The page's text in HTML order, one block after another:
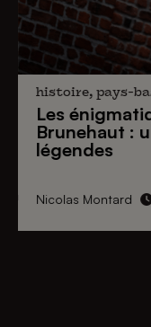
histoire, pays-
Les
Brunehaut :
légendes
Nicolas Montard